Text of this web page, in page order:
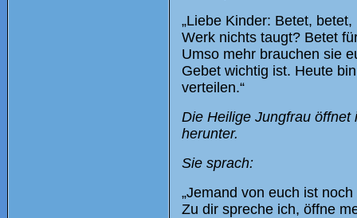
„Liebe Kinder: Betet,
Werk nichts taugt? Betet
Umso mehr brauchen sie
Gebet wichtig ist. Heute
verteilen.“
Die Heilige Jungfrau
herunter.
Sie sprach:
„Jemand von euch ist
Zu dir spreche ich, öffne